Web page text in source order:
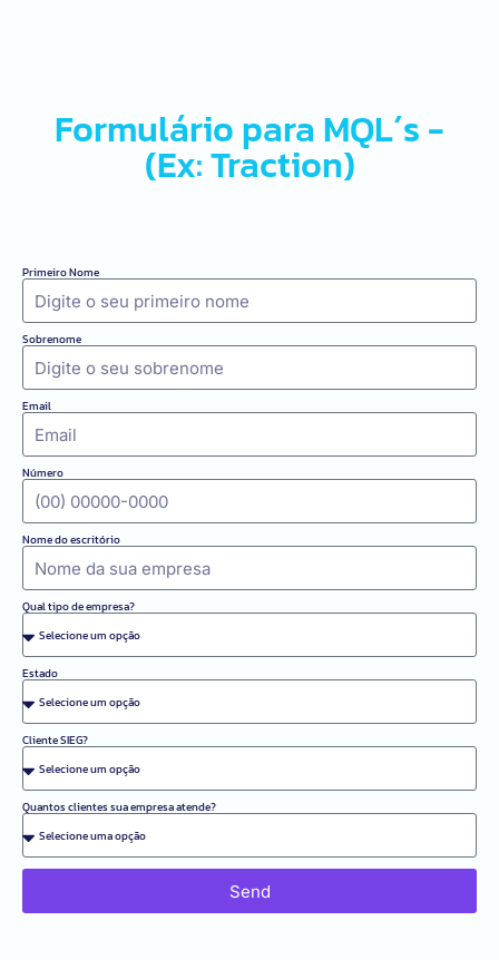
Formulário para MQL´s -
(Ex: Traction)
Primeiro Nome
Sobrenome
Email
Número
Nome do escritório
Qual tipo de empresa?
Estado
Cliente SIEG?
Quantos clientes sua empresa atende?
Send